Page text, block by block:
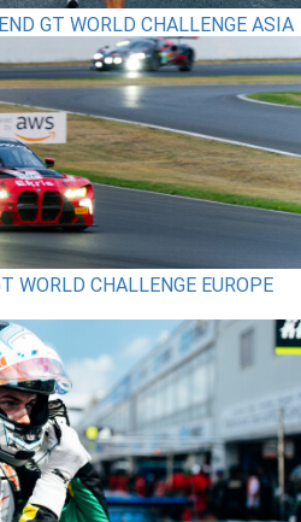
GT WORLD CHALLENGE ASIA
WORLD CHALLENGE EUROPE